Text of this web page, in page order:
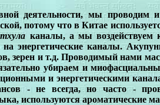
деятельности, мы проводим
потому что в Китае
каналы, а мы воздействуем
энергетические каналы.
зерен и т.д. Проводимый нами
убираем и
и энергетическими
- не всегда, но часто -
используются ароматические